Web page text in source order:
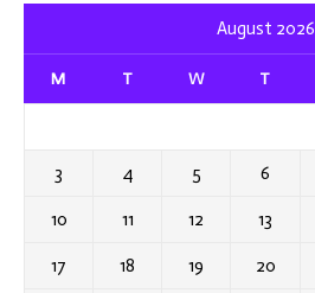
August 2026
M T W T
3 4 5 6
10 11 12 13
17 18 19 20